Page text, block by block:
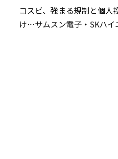
コスピ、強まる規制と個人
け…サムスン電子・SKハイ